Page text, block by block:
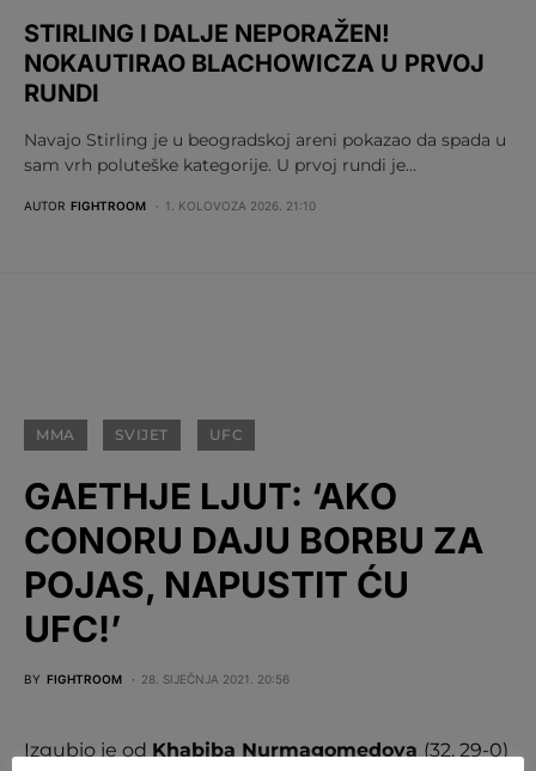
STIRLING I DALJE NEPORAŽEN!
NOKAUTIRAO BLACHOWICZA U PRVOJ
RUNDI
Navajo Stirling je u beogradskoj areni pokazao da spada u
sam vrh poluteške kategorije. U prvoj rundi je…
AUTOR FIGHTROOM 1. KOLOVOZA 2026. 21:10
MMA SVIJET UFC
GAETHJE LJUT: ‘AKO
CONORU DAJU BORBU ZA
POJAS, NAPUSTIT ĆU
UFC!’
BY FIGHTROOM 28. SIJEČNJA 2021. 20:56
Izgubio je od Khabiba Nurmagomedova (32, 29-0)